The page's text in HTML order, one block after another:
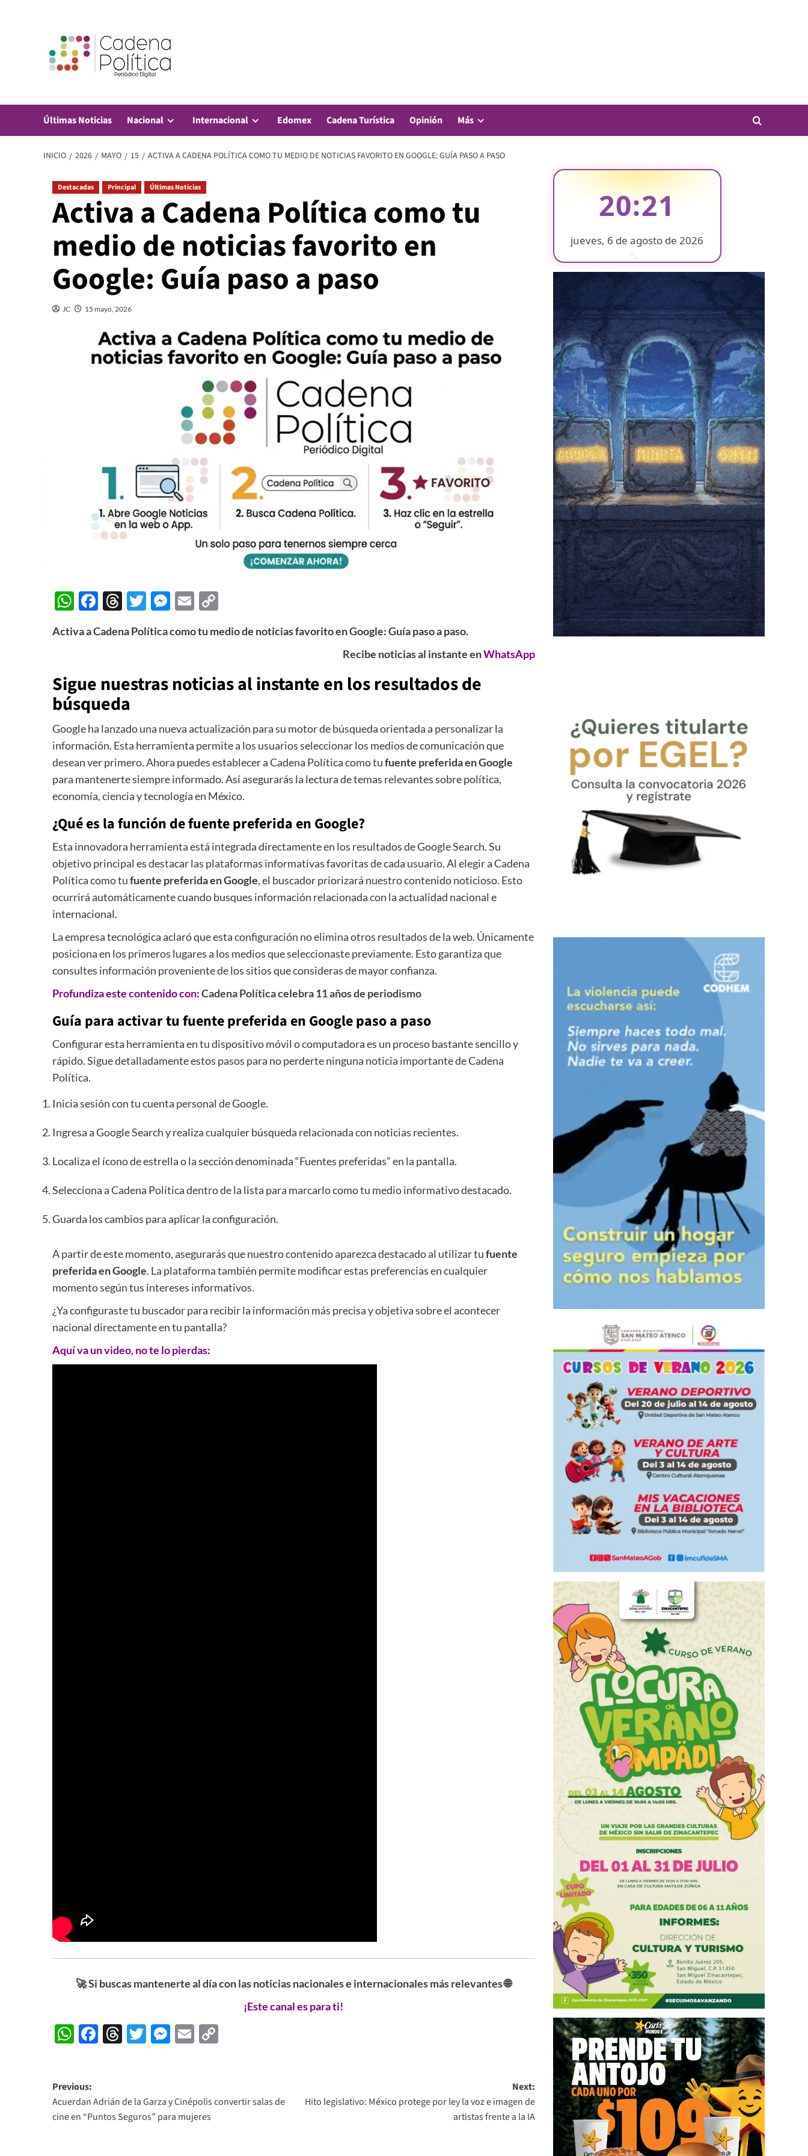
Últimas Noticias Nacional Internacional Edomex Cadena Turística Opinión Más
INICIO 2026 MAYO 15 ACTIVA A CADENA POLÍTICA COMO TU MEDIO DE NOTICIAS FAVORITO EN GOOGLE: GUÍA PASO A PASO
Destacadas Principal Últimas Noticias
Activa a Cadena Política como tu
medio de noticias favorito en
Google: Guía paso a paso
JC 15 mayo, 2026
WhatsApp
Facebook
Threads
Twitter
Messenger
Email
Activa a Cadena Política como tu medio de noticias favorito en Google: Guía paso a paso.
Recibe noticias al instante enWhatsApp
Sigue nuestras noticias al instante en los resultados de
búsqueda
Google ha lanzado una nueva actualización para su motor de búsqueda orientada a personalizar la
información. Esta herramienta permite a los usuarios seleccionar los medios de comunicación que
desean ver primero. Ahora puedes establecer a Cadena Política como tufuente preferida en Google
para mantenerte siempre informado. Así asegurarás la lectura de temas relevantes sobre política,
economía, ciencia y tecnología en México.
¿Qué es la función de fuente preferida en Google?
Esta innovadora herramienta está integrada directamente en los resultados de Google Search. Su
objetivo principal es destacar las plataformas informativas favoritas de cada usuario. Al elegir a Cadena
Política como tufuente preferida en Google, el buscador priorizará nuestro contenido noticioso. Esto
ocurrirá automáticamente cuando busques información relacionada con la actualidad nacional e
internacional.
La empresa tecnológica aclaró que esta configuración no elimina otros resultados de la web. Únicamente
posiciona en los primeros lugares a los medios que seleccionaste previamente. Esto garantiza que
consultes información proveniente de los sitios que consideras de mayor confianza.
Profundiza este contenido con:Cadena Política celebra 11 años de periodismo
Guía para activar tu fuente preferida en Google paso a paso
Configurar esta herramienta en tu dispositivo móvil o computadora es un proceso bastante sencillo y
rápido. Sigue detalladamente estos pasos para no perderte ninguna noticia importante de Cadena
Política.
Inicia sesión con tu cuenta personal de Google.
Ingresa a Google Search y realiza cualquier búsqueda relacionada con noticias recientes.
Localiza el ícono de estrella o la sección denominada “Fuentes preferidas” en la pantalla.
Selecciona a Cadena Política dentro de la lista para marcarlo como tu medio informativo destacado.
Guarda los cambios para aplicar la configuración.
A partir de este momento, asegurarás que nuestro contenido aparezca destacado al utilizar tufuente
preferida en Google. La plataforma también permite modificar estas preferencias en cualquier
momento según tus intereses informativos.
¿Ya configuraste tu buscador para recibir la información más precisa y objetiva sobre el acontecer
nacional directamente en tu pantalla?
Aquí va un video, no te lo pierdas:
🚀 Si buscas mantenerte al día con las noticias nacionales e internacionales más relevantes 🌐
¡Este canal es para ti!
WhatsApp
Facebook
Threads
Twitter
Messenger
Email
Post
navigation
Previous:
Acuerdan Adrián de la Garza y Cinépolis convertir salas de
cine en “Puntos Seguros” para mujeres
Next:
Hito legislativo: México protege por ley la voz e imagen de
artistas frente a la IA
20:21
jueves, 6 de agosto de 2026
❄
❄
❄ ❄
❄
❄
❄
❄
❄